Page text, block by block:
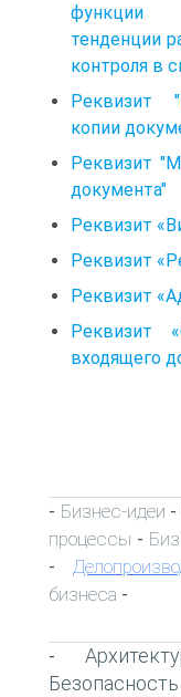
функции
тенденции
контроля в
Реквизит
копии
Реквизит
документа"
Реквизит
Реквизит
Реквизит
Реквизит
входящего
- Бизнес-идеи -
процессы -
-
бизнеса -
-